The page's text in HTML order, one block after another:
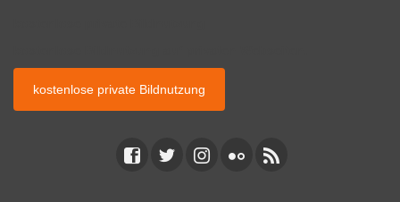
kostenlose private Bildnutzung